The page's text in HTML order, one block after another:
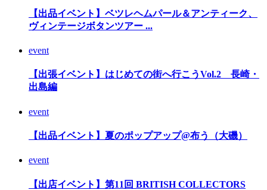
【出品イベント】ベツレヘムパール＆アンティーク、
ヴィンテージボタンツアー ...
event
【出張イベント】はじめての街へ行こうVol.2 長崎・
出島編
event
【出品イベント】夏のポップアップ@布う（大磯）
event
【出店イベント】第11回 BRITISH COLLECTORS